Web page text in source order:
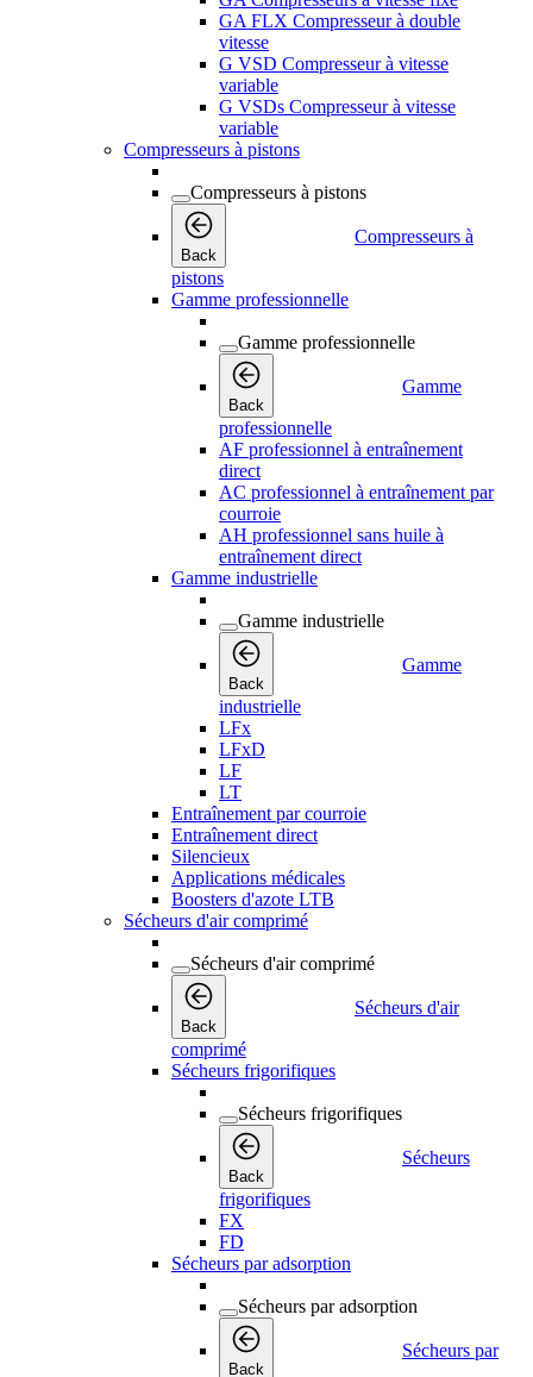
GA FLX Compresseur à double
vitesse
G VSD Compresseur à vitesse
variable
G VSDs Compresseur à vitesse
variable
Compresseurs à pistons
Compresseurs à pistons
Back
Compresseurs à
pistons
Gamme professionnelle
Gamme professionnelle
Back
Gamme
professionnelle
AF professionnel à entraînement
direct
AC professionnel à entraînement par
courroie
AH professionnel sans huile à
entraînement direct
Gamme industrielle
Gamme industrielle
Back
Gamme
industrielle
LFx
LFxD
LF
LT
Entraînement par courroie
Entraînement direct
Silencieux
Applications médicales
Boosters d'azote LTB
Sécheurs d'air comprimé
Sécheurs d'air comprimé
Back
Sécheurs d'air
comprimé
Sécheurs frigorifiques
Sécheurs frigorifiques
Back
Sécheurs
frigorifiques
FX
FD
Sécheurs par adsorption
Sécheurs par adsorption
Back
Sécheurs par